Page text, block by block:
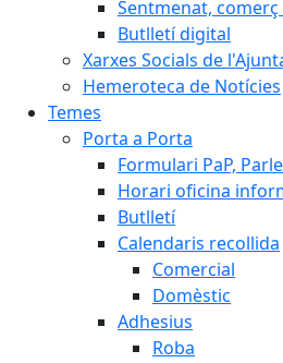
Sentmenat, comerç
Butlletí digital
Xarxes Socials de
Hemeroteca de Notícies
Temes
Porta a Porta
Formulari PaP,
Horari oficina
Butlletí
Calendaris recollida
Comercial
Domèstic
Adhesius
Roba